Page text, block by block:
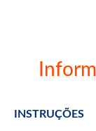
INSTRUÇÕES